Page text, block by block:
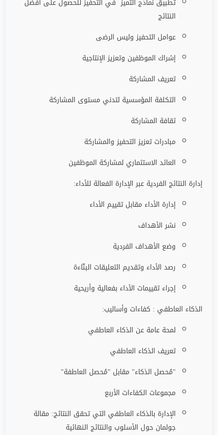
تطبيق نماذج التميز في التحفيز للحصول على أفضل
النتائج
عوامل التحفيز وليس الرضى
إشراك الموظفين وتعزيز الإنتاجية
تعريف المشاركة
التكلفة المؤسسية لتدني مستوى المشاركة
ثقافة المشاركة
مبادرات تعزيز التحفيز والمشاركة
العائد الاستثماري لمشاركة الموظفين
إدارة النتائج الفردية عبر الإدارة الفعالة للأداء:
إدارة الأداء مقابل تقييم الأداء
نشر الأهداف
وضع الأهداف الفردية
رصد الأداء وتقديم التعليقات البنّاءة
إجراء تقييمات الأداء بفعالية وأريحية
الذكاء العاطفي : كفاءات وأساليب:
لمحة عامة عن الذكاء العاطفي
تعريف الذكاء العاطفي
"مُحصل الذكاء" مقابل "مُحصل العاطفة"
مجموعات الكفاءات الأربع
الإدارة بالذكاء العاطفي التي تحقق النتائج: مقالة
جولمان حول الأسلوب والنتائج النهائية